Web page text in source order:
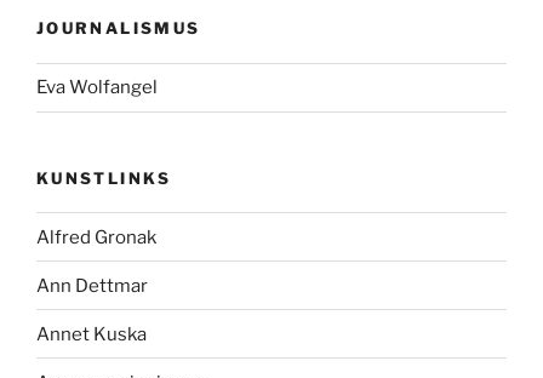
JOURNALISMUS
Eva Wolfangel
KUNSTLINKS
Alfred Gronak
Ann Dettmar
Annet Kuska